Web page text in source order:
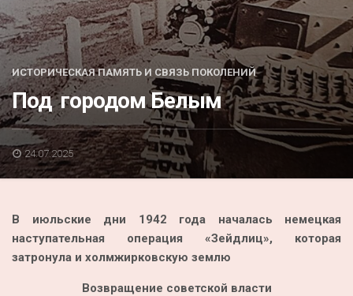
Акция
К 70-летию районного Дома культуры
Конкурс
Люди родного края
Национальные проекты
Память
Перепись — 2020
ИСТОРИЧЕСКАЯ ПАМЯТЬ И СВЯЗЬ ПОКОЛЕНИЙ
Под городом Белым
24.07.2025
В июльские дни 1942 года началась немецкая
наступательная операция «Зейдлиц», которая
затронула и холмжирковскую землю
Возвращение советской власти